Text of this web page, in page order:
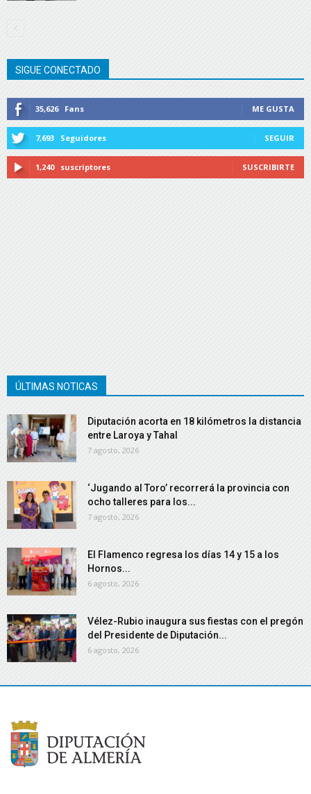
SIGUE CONECTADO
35,626 Fans ME GUSTA
7,693 Seguidores SEGUIR
1,240 suscriptores SUSCRIBIRTE
ÚLTIMAS NOTICAS
Diputación acorta en 18 kilómetros la distancia
entre Laroya y Tahal
7 agosto, 2026
‘Jugando al Toro’ recorrerá la provincia con
ocho talleres para los...
7 agosto, 2026
El Flamenco regresa los días 14 y 15 a los
Hornos...
6 agosto, 2026
Vélez-Rubio inaugura sus fiestas con el pregón
del Presidente de Diputación...
6 agosto, 2026